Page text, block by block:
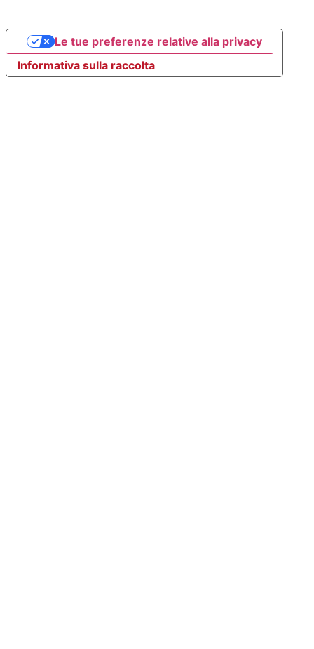
Informativa sulla raccolta
Le tue preferenze relative alla privacy